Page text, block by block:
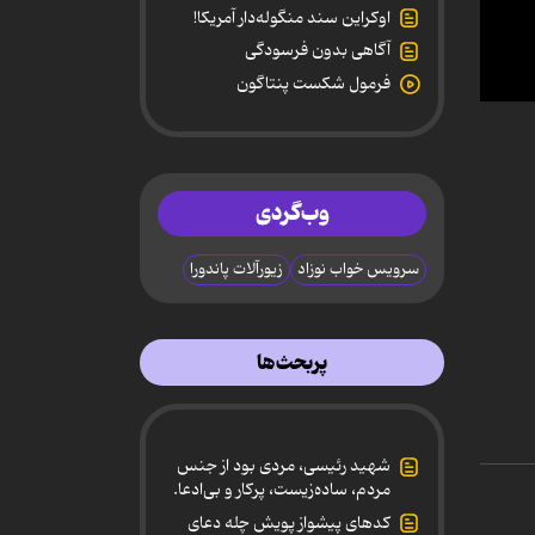
0
اوکراین سند منگوله‌دار آمریکا!
آگاهی بدون فرسودگی
فرمول شکست پنتاگون
وب‌گردی
سرویس خواب نوزاد زیورآلات پاندورا
پربحث‌ها
شهید رئیسی، مردی بود از جنس
مردم، ساده‌زیست، پرکار و بی‌ادعا.
کدهای پیشواز پویش چله دعای